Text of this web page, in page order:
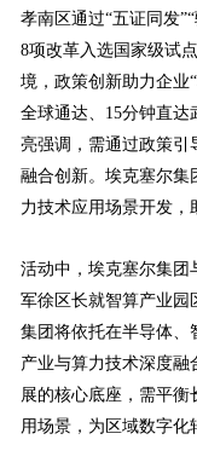
孝南区通过“五证同发
8项改革入选国家级试
境，政策创新助力企业
全球通达、15分钟直
亮强调，需通过政策引
融合创新。埃克塞尔集
力技术应用场景开发，
活动中，埃克塞尔集团
军徐区长就智算产业园
集团将依托在半导体、
产业与算力技术深度
展的核心底座，需平
用场景，为区域数字化